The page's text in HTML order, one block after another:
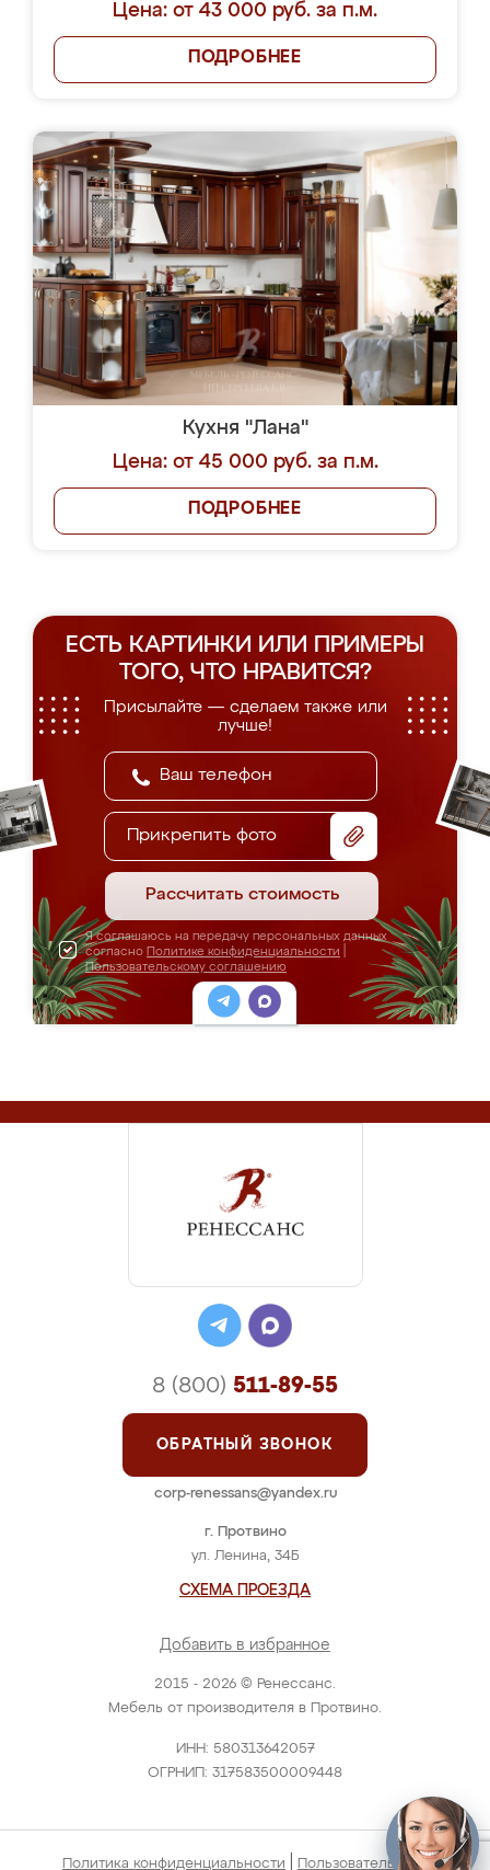
Цена: от 43 000 руб. за п.м.
ПОДРОБНЕЕ
Кухня "Лана"
Цена: от 45 000 руб. за п.м.
ПОДРОБНЕЕ
ЕСТЬ КАРТИНКИ ИЛИ ПРИМЕРЫ
ТОГО, ЧТО НРАВИТСЯ?
Присылайте — сделаем также или
лучше!
Прикрепить фото
Рассчитать стоимость
Я соглашаюсь на передачу персональных данных
согласно Политике конфиденциальности
Пользовательскому соглашению
2015 - 2026 © Ренессанс.
Мебель от производителя в Протвино.
ИНН: 580313642057
ОГРНИП: 317583500009448
г. Протвино
ул. Ленина, 34Б
СХЕМА ПРОЕЗДА
Добавить в избранное
8 (800) 511-89-55
ОБРАТНЫЙ ЗВОНОК
corp-renessans@yandex.ru
Политика конфиденциальности Пользовательское